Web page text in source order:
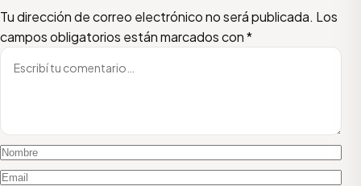
Tu dirección de correo electrónico no será publicada. Los
campos obligatorios están marcados con*
Escribí tu comentario
Nombre
Email